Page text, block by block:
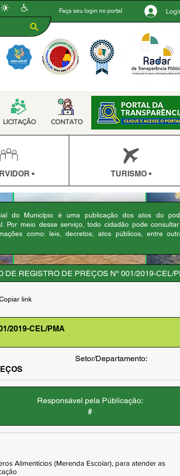
Faça seu login no portal
LICITAÇÃO CONTATO
• TURISMO •
do Município é uma publicação dos atos do
Por meio desse serviço, todo cidadão pode
como: leis, decretos, atos públicos, entre
DE REGISTRO DE PREÇOS Nº 001/2019-CEL/
link
2019-CEL/PMA
Setor/Departamento:
Responsável pela Públicação:
#
Alimentícios (Merenda Escolar), para atender as